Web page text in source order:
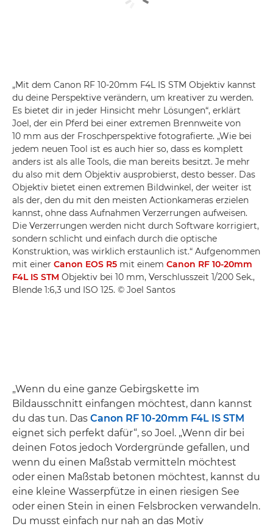
„Mit dem Canon RF 10-20mm F4L IS STM Objektiv kannst
du deine Perspektive verändern, um kreativer zu werden.
Es bietet dir in jeder Hinsicht mehr Lösungen“, erklärt
Joel, der ein Pferd bei einer extremen Brennweite von
10 mm aus der Froschperspektive fotografierte. „Wie bei
jedem neuen Tool ist es auch hier so, dass es komplett
anders ist als alle Tools, die man bereits besitzt. Je mehr
du also mit dem Objektiv ausprobierst, desto besser. Das
Objektiv bietet einen extremen Bildwinkel, der weiter ist
als der, den du mit den meisten Actionkameras erzielen
kannst, ohne dass Aufnahmen Verzerrungen aufweisen.
Die Verzerrungen werden nicht durch Software korrigiert,
sondern schlicht und einfach durch die optische
Konstruktion, was wirklich erstaunlich ist.“ Aufgenommen
mit einer Canon EOS R5 mit einem Canon RF 10-20mm
F4L IS STM Objektiv bei 10 mm, Verschlusszeit 1/200 Sek.,
Blende 1:6,3 und ISO 125. © Joel Santos
„Wenn du eine ganze Gebirgskette im
Bildausschnitt einfangen möchtest, dann kannst
du das tun. Das Canon RF 10-20mm F4L IS STM
eignet sich perfekt dafür“, so Joel. „Wenn dir bei
deinen Fotos jedoch Vordergründe gefallen, und
wenn du einen Maßstab vermitteln möchtest
oder einen Maßstab betonen möchtest, kannst du
eine kleine Wasserpfütze in einen riesigen See
oder einen Stein in einen Felsbrocken verwandeln.
Du musst einfach nur nah an das Motiv